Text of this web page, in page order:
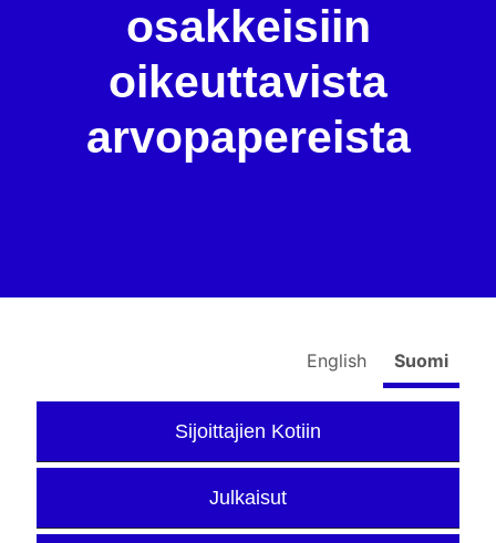
osakkeisiin
oikeuttavista
arvopapereista
English Suomi
Sijoittajien Kotiin
Julkaisut